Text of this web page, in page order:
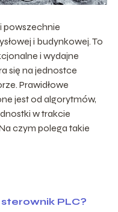
powszechnie
i budynkowej. To
i wydajne
się na jednostce
Prawidłowe
jest od algorytmów,
w trakcie
czym polega takie
PLC?